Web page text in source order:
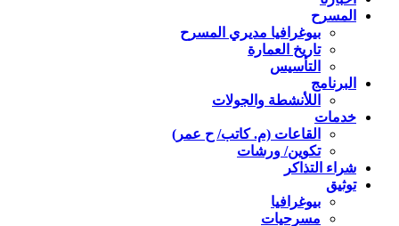
المسرح
بيوغرافيا مديري المسرح
تاريخ العمارة
التأسيس
البرنامج
اللأنشطة والجولات
خدمات
القاعات (م. كاتب/ ح عمر)
تكوين/ ورشات
شراء التذاكر
توثيق
بيوغرافيا
مسرحيات